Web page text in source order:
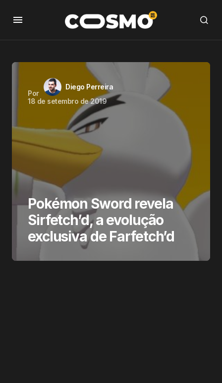
Por
Diego Perreira
18 de setembro de 2019
Pokémon Sword revela
Sirfetch’d, a evolução
exclusiva de Farfetch’d